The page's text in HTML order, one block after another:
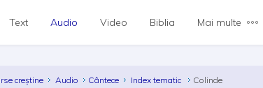
Text Audio Video Biblia Mai multe
creștine Audio Cântece Index tematic Colinde